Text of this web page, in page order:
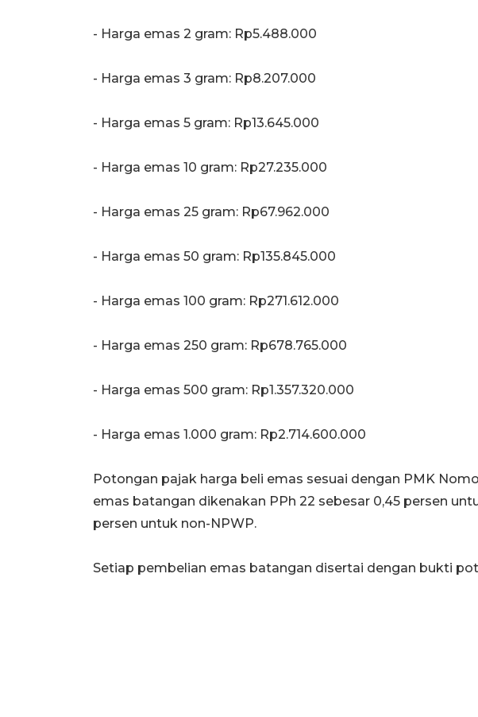
‎- Harga emas 2 gram: Rp5.488.000
‎- Harga emas 3 gram: Rp8.207.000
‎- Harga emas 5 gram: Rp13.645.000
‎- Harga emas 10 gram: Rp27.235.000
‎- Harga emas 25 gram: Rp67.962.000
‎- Harga emas 50 gram: Rp135.845.000
‎- Harga emas 100 gram: Rp271.612.000
‎- Harga emas 250 gram: Rp678.765.000
‎- Harga emas 500 gram: Rp1.357.320.000
‎- Harga emas 1.000 gram: Rp2.714.600.000
‎‎Potongan pajak harga beli emas sesuai dengan PMK
emas batangan dikenakan PPh 22 sebesar 0,45 persen
persen untuk non-NPWP.
Setiap pembelian emas batangan disertai dengan bukti